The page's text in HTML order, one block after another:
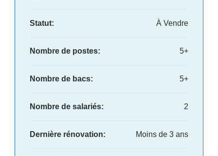
Statut: À Vendre
Nombre de postes: 5+
Nombre de bacs: 5+
Nombre de salariés: 2
Dernière rénovation: Moins de 3 ans